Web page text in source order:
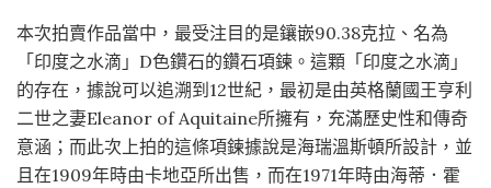
本次拍賣作品當中，最受注目的是鑲嵌90.38克拉、名為
「印度之水滴」D色鑽石的鑽石項鍊。這顆「印度之水滴」
的存在，據說可以追溯到12世紀，最初是由英格蘭國王亨利
二世之妻Eleanor of Aquitaine所擁有，充滿歷史性和傳奇
意涵；而此次上拍的這條項鍊據說是海瑞溫斯頓所設計，並
且在1909年時由卡地亞所出售，而在1971年時由海蒂．霍